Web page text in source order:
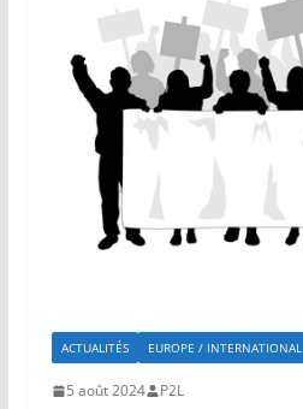
ACTUALITÉS EUROPE / INTERNATIONAL
5 août 2024 P2L